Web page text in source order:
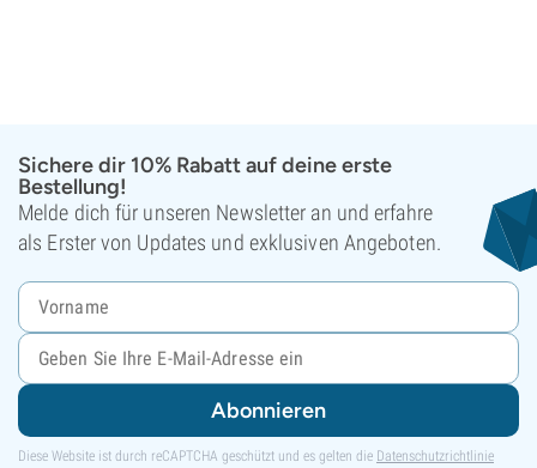
Sichere dir 10% Rabatt auf deine erste
Bestellung!
Melde dich für unseren Newsletter an und erfahre
als Erster von Updates und exklusiven Angeboten.
Abonnieren
Diese Website ist durch reCAPTCHA geschützt und es gelten die Datenschutzrichtlinie